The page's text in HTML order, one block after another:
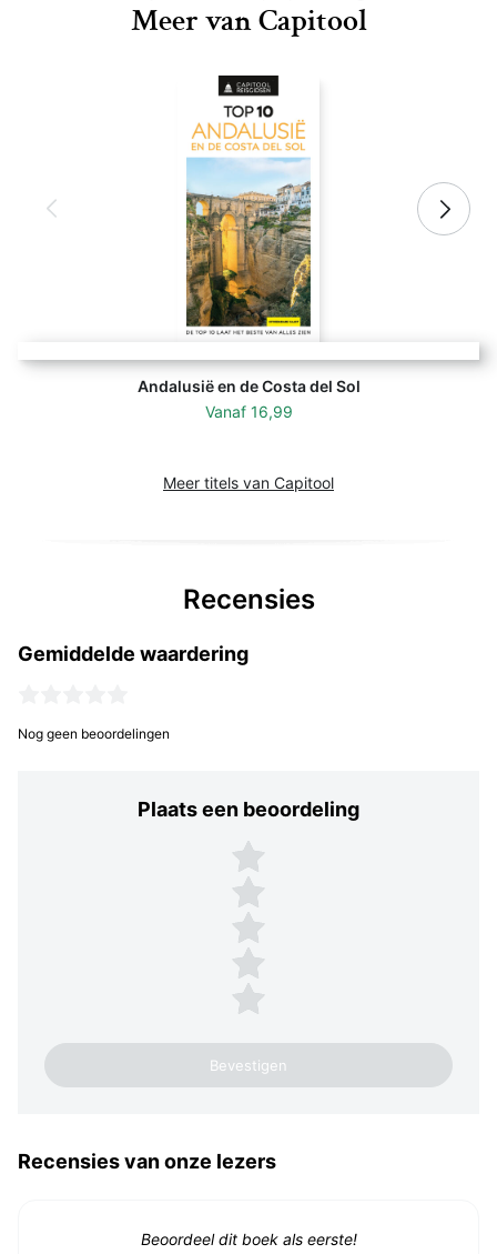
Buiten het centrum
Met 192 pagina's aan tekst, kaarten, foto's en
illustraties is de reisgids Capitool Lissabon een
compleet handboek aan onmisbare informatie. Zo kun
jij op de beste manier de reis van jouw dromen maken.
Capitool laat je de wereld zien!
Andere titels die wellicht interessant zijn:
Capitool Top 10 Lissabon
Capitool Spanje
Meer van Capitool
Andalusië en de Costa del Sol
Vanaf 16,99
Meer titels van Capitool
Recensies
Gemiddelde waardering
Nog geen beoordelingen
Plaats een beoordeling
Plaats een beoordeling
5 sterren
4 sterren
3 sterren
2 sterren
1 ster
Recensies van onze lezers
Beoordeel dit boek als eerste!